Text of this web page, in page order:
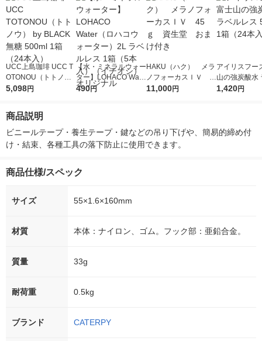
UCC上島珈琲 UCC T
OTONOU（トトノ
ウ） by BLACK無糖 5
5,098円
【水・ミネラルウォー
ター】LOHACO Wate
r（ロハコウォータ
490円
HAKU（ハク） メラ
ノフォーカスＩＶ 4
5ｇ 資生堂 おまけ
11,000円
アイリスフー
山の強炭酸水
レス 500ml 1
1,420円
商品説明
ビニールテープ・養生テープ・鍵などの吊り下げや、簡易的締め付
け・結束、各種工具の落下防止に使用できます。
商品仕様/スペック
サイズ 55×1.6×160mm
材質 本体：ナイロン、ゴム。フック部：亜鉛合金。
質量 33g
耐荷重 0.5kg
ブランド CATERPY